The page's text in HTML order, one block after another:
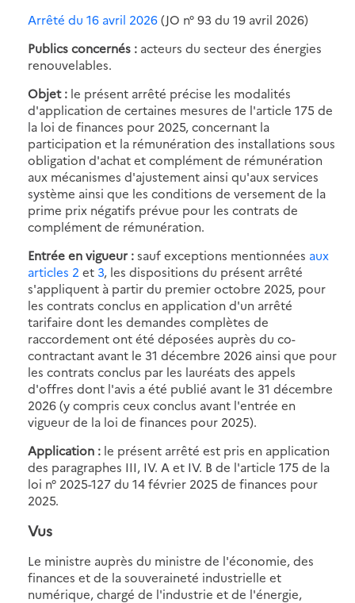
Arrêté du 16 avril 2026(JO n° 93 du 19 avril 2026)
Publics concernés : acteurs du secteur des énergies
renouvelables.
Objet : le présent arrêté précise les modalités
d'application de certaines mesures de l'article 175 de
la loi de finances pour 2025, concernant la
participation et la rémunération des installations sous
obligation d'achat et complément de rémunération
aux mécanismes d'ajustement ainsi qu'aux services
système ainsi que les conditions de versement de la
prime prix négatifs prévue pour les contrats de
complément de rémunération.
Entrée en vigueur :sauf exceptions mentionnées aux
articles 2 et 3, les dispositions du présent arrêté
s'appliquent à partir du premier octobre 2025, pour
les contrats conclus en application d'un arrêté
tarifaire dont les demandes complètes de
raccordement ont été déposées auprès du co-
contractant avant le 31 décembre 2026 ainsi que pour
les contrats conclus par les lauréats des appels
d'offres dont l'avis a été publié avant le 31 décembre
2026 (y compris ceux conclus avant l'entrée en
vigueur de la loi de finances pour 2025).
Application : le présent arrêté est pris en application
des paragraphes III, IV. A et IV. B de l'article 175 de la
loi n° 2025-127 du 14 février 2025 de finances pour
2025.
Vus
Le ministre auprès du ministre de l'économie, des
finances et de la souveraineté industrielle et
numérique, chargé de l'industrie et de l'énergie,